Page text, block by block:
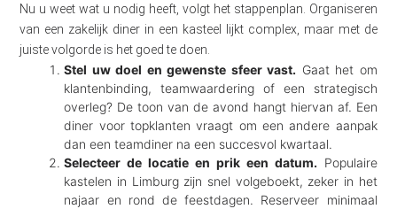
Nu u weet wat u nodig heeft, volgt het stappenplan. Organiseren
van een zakelijk diner in een kasteel lijkt complex, maar met de
juiste volgorde is het goed te doen.
Stel uw doel en gewenste sfeer vast. Gaat het om
klantenbinding, teamwaardering of een strategisch
overleg? De toon van de avond hangt hiervan af. Een
diner voor topklanten vraagt om een andere aanpak
dan een teamdiner na een succesvol kwartaal.
Selecteer de locatie en prik een datum. Populaire
kastelen in Limburg zijn snel volgeboekt, zeker in het
najaar en rond de feestdagen. Reserveer minimaal